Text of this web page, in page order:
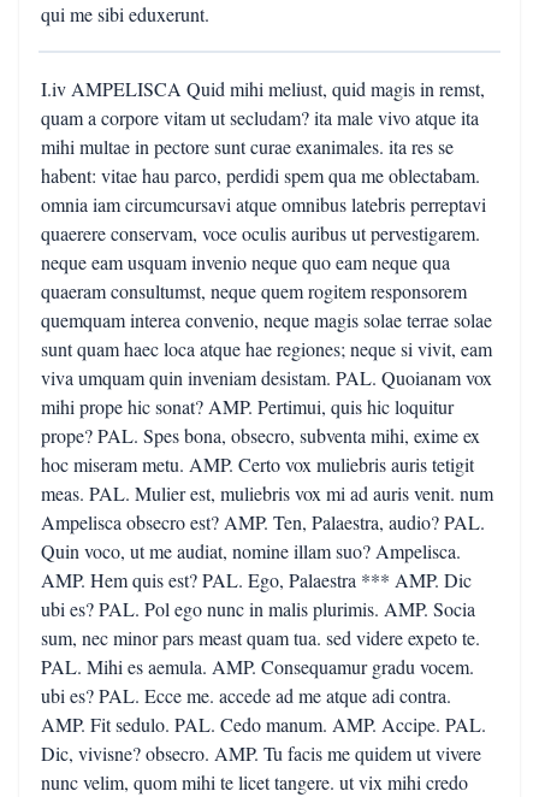
qui me sibi eduxerunt.
I.iv AMPELISCA Quid mihi meliust, quid magis in remst,
quam a corpore vitam ut secludam? ita male vivo atque ita
mihi multae in pectore sunt curae exanimales. ita res se
habent: vitae hau parco, perdidi spem qua me oblectabam.
omnia iam circumcursavi atque omnibus latebris perreptavi
quaerere conservam, voce oculis auribus ut pervestigarem.
neque eam usquam invenio neque quo eam neque qua
quaeram consultumst, neque quem rogitem responsorem
quemquam interea convenio, neque magis solae terrae solae
sunt quam haec loca atque hae regiones; neque si vivit, eam
viva umquam quin inveniam desistam. PAL. Quoianam vox
mihi prope hic sonat? AMP. Pertimui, quis hic loquitur
prope? PAL. Spes bona, obsecro, subventa mihi, exime ex
hoc miseram metu. AMP. Certo vox muliebris auris tetigit
meas. PAL. Mulier est, muliebris vox mi ad auris venit. num
Ampelisca obsecro est? AMP. Ten, Palaestra, audio? PAL.
Quin voco, ut me audiat, nomine illam suo? Ampelisca.
AMP. Hem quis est? PAL. Ego, Palaestra *** AMP. Dic
ubi es? PAL. Pol ego nunc in malis plurimis. AMP. Socia
sum, nec minor pars meast quam tua. sed videre expeto te.
PAL. Mihi es aemula. AMP. Consequamur gradu vocem.
ubi es? PAL. Ecce me. accede ad me atque adi contra.
AMP. Fit sedulo. PAL. Cedo manum. AMP. Accipe. PAL.
Dic, vivisne? obsecro. AMP. Tu facis me quidem ut vivere
nunc velim, quom mihi te licet tangere. ut vix mihi credo